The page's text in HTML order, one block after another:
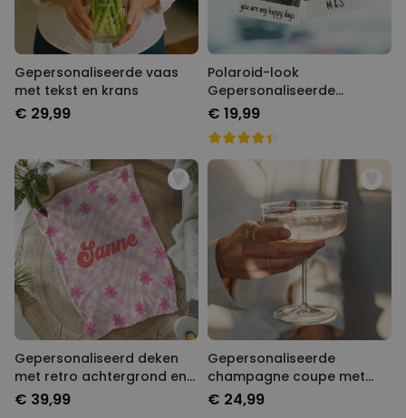
Gepersonaliseerde vaas
met tekst en krans
€ 29,99
Polaroid-look
Gepersonaliseerde
Geurhanger set van 2
€ 19,99
Gepersonaliseerd deken
met retro achtergrond en
naam
€ 39,99
Gepersonaliseerde
champagne coupe met
tekst
€ 24,99